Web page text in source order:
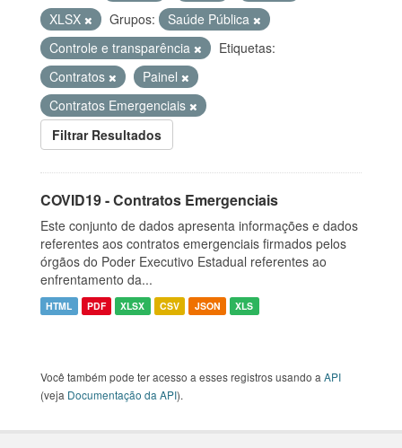
XLSX
Grupos:
Saúde Pública
Controle e transparência
Etiquetas:
Contratos
Painel
Contratos Emergenciais
Filtrar Resultados
COVID19 - Contratos Emergenciais
Este conjunto de dados apresenta informações e dados
referentes aos contratos emergenciais firmados pelos
órgãos do Poder Executivo Estadual referentes ao
enfrentamento da...
HTML PDF XLSX CSV JSON XLS
Você também pode ter acesso a esses registros usando a API
(veja Documentação da API).